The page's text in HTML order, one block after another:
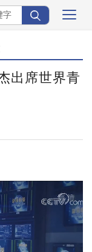
出席世界青